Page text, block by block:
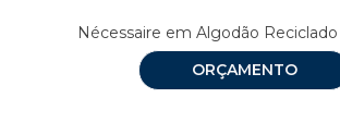
Nécessaire em Algodão
ORÇAMENTO